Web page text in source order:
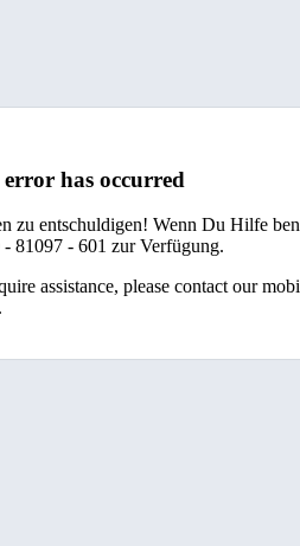
has occurred
zu entschuldigen! Wenn Du Hilfe
81097 - 601 zur Verfügung.
assistance, please contact our